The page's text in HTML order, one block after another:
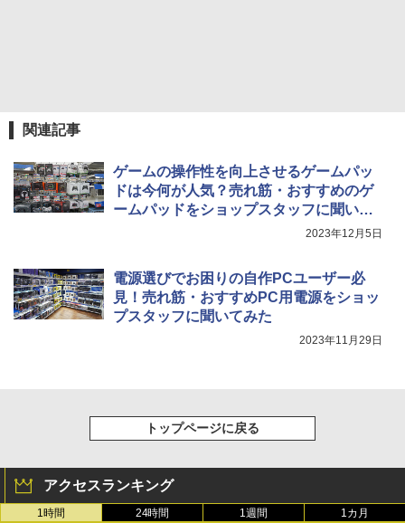
関連記事
ゲームの操作性を向上させるゲームパッ
ドは今何が人気？売れ筋・おすすめのゲ
ームパッドをショップスタッフに聞いて
2023年12月5日
電源選びでお困りの自作PCユーザー必
見！売れ筋・おすすめPC用電源をショッ
プスタッフに聞いてみた
2023年11月29日
トップページに戻る
アクセスランキング
1時間 24時間 1週間 1カ月